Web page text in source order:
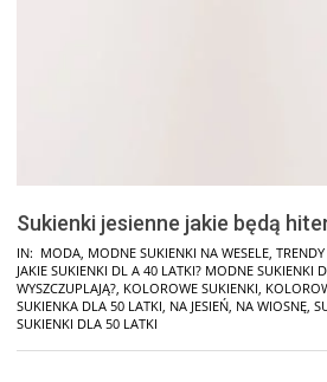
Sukienki jesienne jakie będą
IN: MODA, MODNE SUKIENKI NA WESELE, TRENDY
JAKIE SUKIENKI DL A 40 LATKI? MODNE SUKIENKI
WYSZCZUPLAJĄ?, KOLOROWE SUKIENKI,
SUKIENKA DLA 50 LATKI, NA JESIEŃ, NA WIOSNĘ,
SUKIENKI DLA 50 LATKI